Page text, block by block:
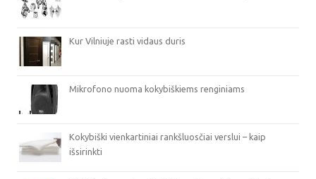
Kur Vilniuje rasti vidaus duris
Mikrofono nuoma kokybiškiems renginiams
Kokybiški vienkartiniai rankšluosčiai verslui – kaip
išsirinkti